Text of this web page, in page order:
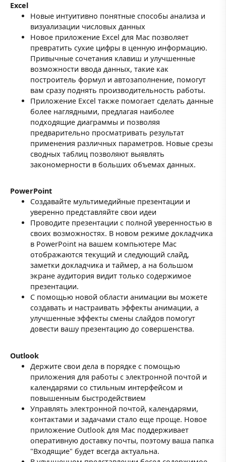
Excel
Новые интуитивно понятные способы анализа и
визуализации числовых данных
Новое приложение Excel для Mac позволяет
превратить сухие цифры в ценную информацию.
Привычные сочетания клавиш и улучшенные
возможности ввода данных, такие как
построитель формул и автозаполнение, помогут
вам сразу поднять производительность работы.
Приложение Excel также помогает сделать данные
более наглядными, предлагая наиболее
подходящие диаграммы и позволяя
предварительно просматривать результат
применения различных параметров. Новые срезы
сводных таблиц позволяют выявлять
закономерности в больших объемах данных.
PowerPoint
Создавайте мультимедийные презентации и
уверенно представляйте свои идеи
Проводите презентации с полной уверенностью в
своих возможностях. В новом режиме докладчика
в PowerPoint на вашем компьютере Mac
отображаются текущий и следующий слайд,
заметки докладчика и таймер, а на большом
экране аудитория видит только содержимое
презентации.
С помощью новой области анимации вы можете
создавать и настраивать эффекты анимации, а
улучшенные эффекты смены слайдов помогут
довести вашу презентацию до совершенства.
Outlook
Держите свои дела в порядке с помощью
приложения для работы с электронной почтой и
календарями со стильным интерфейсом и
повышенным быстродействием
Управлять электронной почтой, календарями,
контактами и задачами стало еще проще. Новое
приложение Outlook для Mac поддерживает
оперативную доставку почты, поэтому ваша папка
"Входящие" будет всегда актуальна.